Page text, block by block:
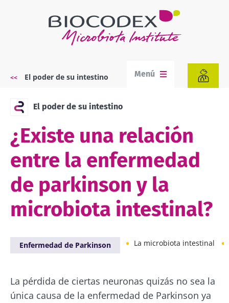
Sobrescribir
de
ayuda
la
navegación
El poder de su intestino Menú
El poder de su intestino
¿Existe una relación
entre la enfermedad
de parkinson y la
microbiota intestinal?
Enfermedad de Parkinson La microbiota intestinal
La pérdida de ciertas neuronas quizás no sea la
única causa de la enfermedad de Parkinson ya